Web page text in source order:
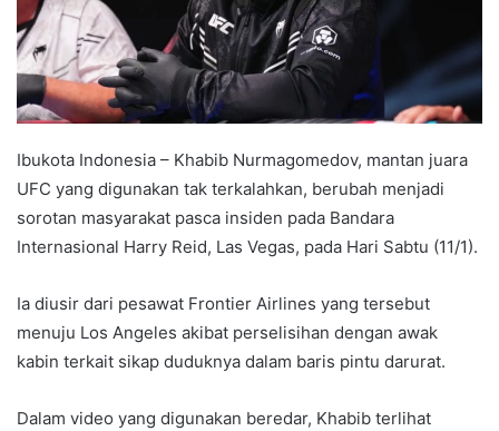
Ibukota Indonesia – Khabib Nurmagomedov, mantan juara
UFC yang digunakan tak terkalahkan, berubah menjadi
sorotan masyarakat pasca insiden pada Bandara
Internasional Harry Reid, Las Vegas, pada Hari Sabtu (11/1).
Ia diusir dari pesawat Frontier Airlines yang tersebut
menuju Los Angeles akibat perselisihan dengan awak
kabin terkait sikap duduknya dalam baris pintu darurat.
Dalam video yang digunakan beredar, Khabib terlihat